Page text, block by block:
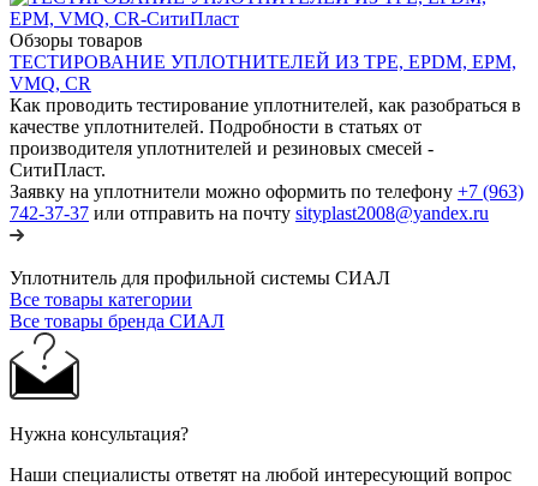
Обзоры товаров
ТЕСТИРОВАНИЕ УПЛОТНИТЕЛЕЙ ИЗ TPE, EPDM, EPM,
VMQ, CR
Как проводить тестирование уплотнителей, как разобраться в
качестве уплотнителей. Подробности в статьях от
производителя уплотнителей и резиновых смесей -
СитиПласт.
Заявку на уплотнители можно оформить по телефону +7 (963)
742-37-37 или отправить на почту sityplast2008@yandex.ru
Уплотнитель для профильной системы СИАЛ
Все товары категории
Все товары бренда СИАЛ
Нужна консультация?
Наши специалисты ответят на любой интересующий вопрос